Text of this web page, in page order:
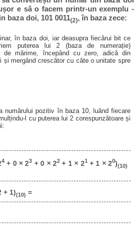
e să o facem printr-un exemplu -
baza doi, 101 0011(2), în baza zece:
în baza doi, iar deasupra fiecărui bit ce
puterea lui 2 (baza de numerație)
de mărime, începând cu zero, adică din
și mergând crescător cu câte o unitate spre
numărului pozitiv în baza 10, luând fiecare
l cu puterea lui 2 corespunzătoare și
4+ 0 × 23 + 0 × 22 + 1 × 21+ 1 × 20)(10)
+ 1)(10) =